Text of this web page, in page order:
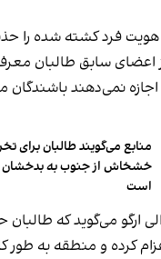
فرد کشته شده را
از اعضای سابق طالبان
نمی‌دهند باشندگان
منابع می‌گویند طالبان برای
خشخاش از جنوب به بدخشان
است
کرده و منطقه به